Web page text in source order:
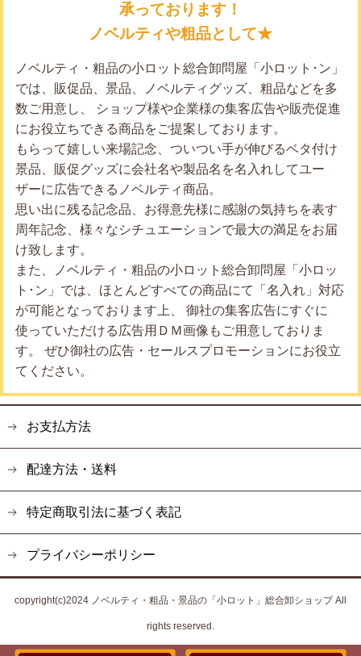
承っております！
ノベルティや粗品として★
ノベルティ・粗品の小ロット総合卸問屋「小ロット･ン」
では、販促品、景品、ノベルティグッズ、粗品などを多
数ご用意し、 ショップ様や企業様の集客広告や販売促進
にお役立ちできる商品をご提案しております。
もらって嬉しい来場記念、ついつい手が伸びるベタ付け
景品、販促グッズに会社名や製品名を名入れしてユー
ザーに広告できるノベルティ商品。
思い出に残る記念品、お得意先様に感謝の気持ちを表す
周年記念、様々なシチュエーションで最大の満足をお届
け致します。
また、ノベルティ・粗品の小ロット総合卸問屋「小ロッ
ト･ン」では、ほとんどすべての商品にて「名入れ」対応
が可能となっております上、 御社の集客広告にすぐに
使っていただける広告用ＤＭ画像もご用意しておりま
す。 ぜひ御社の広告・セールスプロモーションにお役立
てください。
お支払方法
配達方法・送料
特定商取引法に基づく表記
プライバシーポリシー
copyright(c)2024 ノベルティ・粗品・景品の「小ロット」総合卸ショップ All
rights reserved.